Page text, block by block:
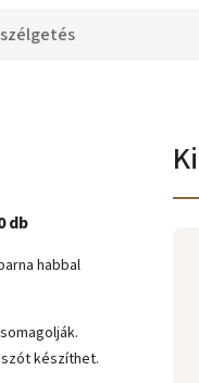
db
habbal
készíthet.